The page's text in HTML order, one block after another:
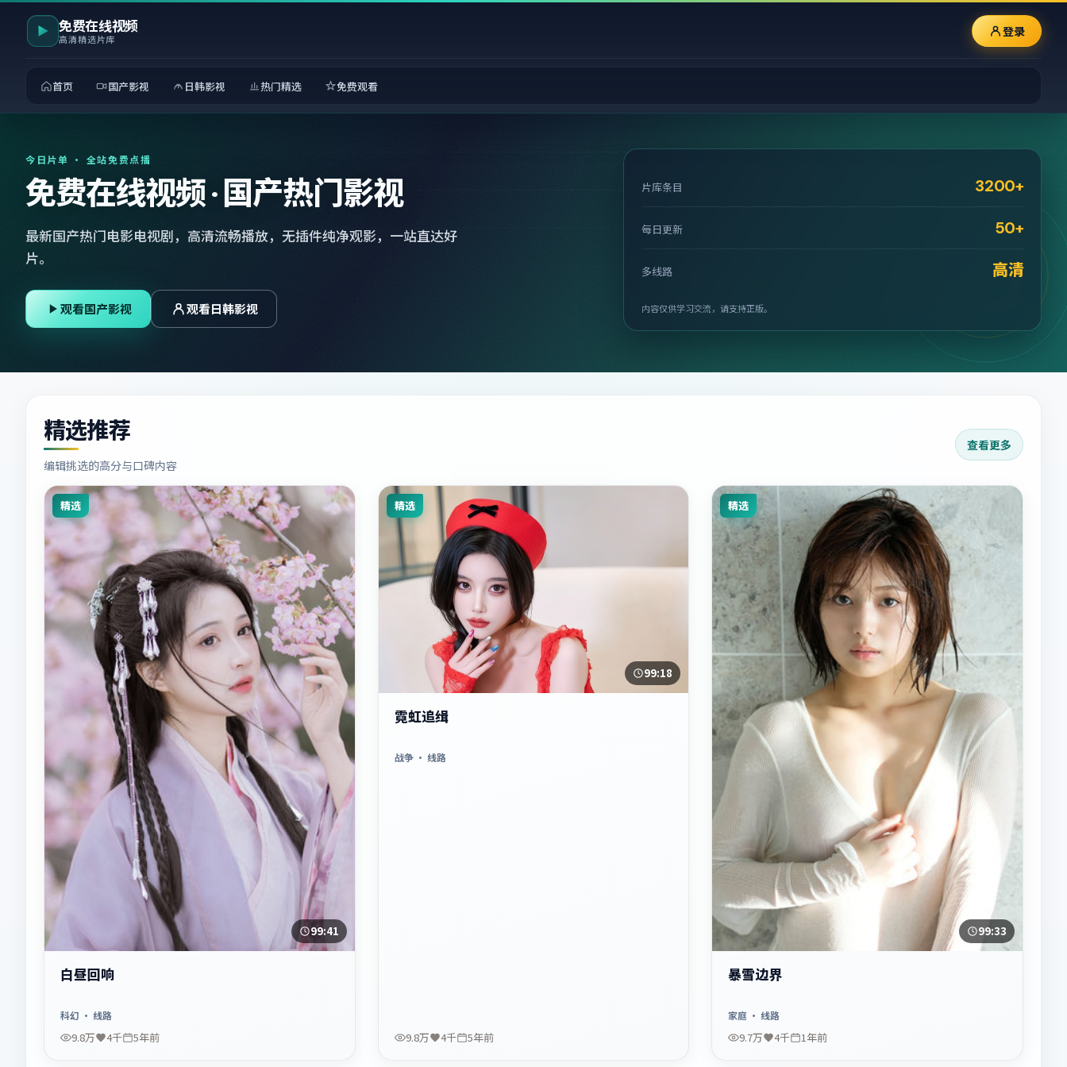
免费在线视频
高清精选片库 登录
首页 国产影视 日韩影视 热门精选 免费观看
今日片单 · 全站免费点播
免费在线视频 · 国产热门影视
最新国产热门电影电视剧，高清流畅播放，无插件纯净观影，一站直达好
片。
观看国产影视 观看日韩影视
片库条目 3200+
每日更新 50+
多线路 高清
内容仅供学习交流，请支持正版。
精选推荐
编辑挑选的高分与口碑内容
查看更多
精选
99:41
白昼回响
科幻 · 线路
9.8万 4千 5年前
精选
99:18
霓虹追缉
战争· 线路
9.8万 4千 5年前
精选
99:33
暴雪边界
家庭 · 线路
9.7万 4千 1年前